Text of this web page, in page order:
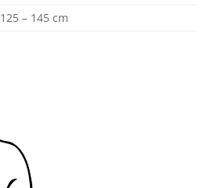
125 – 145 cm